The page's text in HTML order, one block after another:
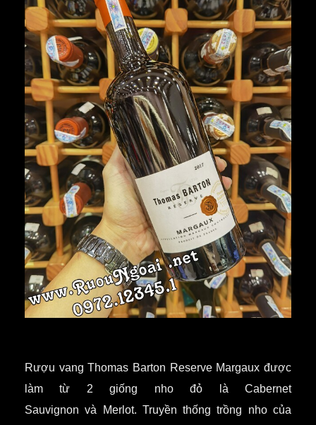
Rượu vang Thomas Barton Reserve Margaux được
làm từ 2 giống nho đỏ là Cabernet
Sauvignon và Merlot. Truyền thống trồng nho của